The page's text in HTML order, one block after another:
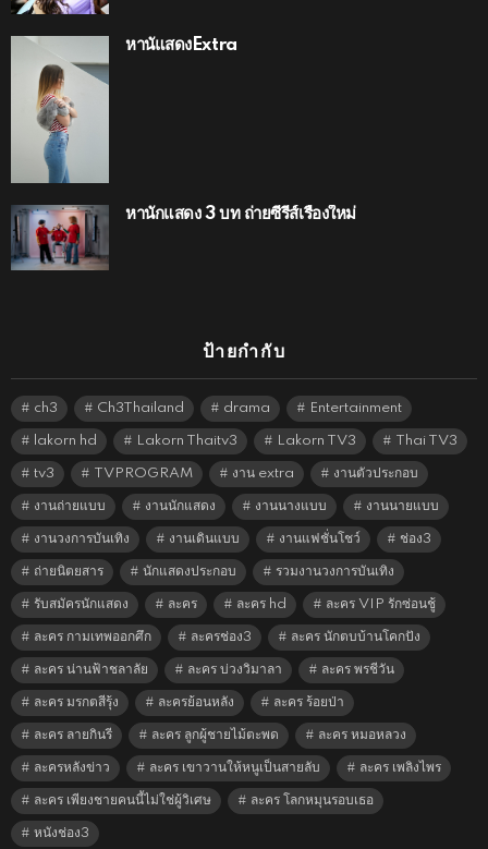
หานัแสดงExtra
หานักแสดง 3 บท ถ่ายซีรีส์เรื่องใหม่
ป้ายกำกับ
ch3 Ch3Thailand drama Entertainment
lakorn hd Lakorn Thaitv3 Lakorn TV3 Thai TV3
tv3 TVPROGRAM งาน extra งานตัวประกอบ
งานถ่ายแบบ งานนักแสดง งานนางแบบ งานนายแบบ
งานวงการบันเทิง งานเดินแบบ งานแฟชั่นโชว์ ช่อง3
ถ่ายนิตยสาร นักแสดงประกอบ รวมงานวงการบันเทิง
รับสมัครนักแสดง ละคร ละคร hd ละคร VIP รักซ่อนชู้
ละคร กามเทพออกศึก ละครช่อง3 ละคร นักตบบ้านโคกปัง
ละคร น่านฟ้าชลาลัย ละคร บ่วงวิมาลา ละคร พรชีวัน
ละคร มรกตสีรุ้ง ละครย้อนหลัง ละคร ร้อยป่า
ละคร ลายกินรี ละคร ลูกผู้ชายไม้ตะพด ละคร หมอหลวง
ละครหลังข่าว ละคร เขาวานให้หนูเป็นสายลับ ละคร เพลิงไพร
ละคร เพียงชายคนนี้ไม่ใช่ผู้วิเศษ ละคร โลกหมุนรอบเธอ
หนังช่อง3